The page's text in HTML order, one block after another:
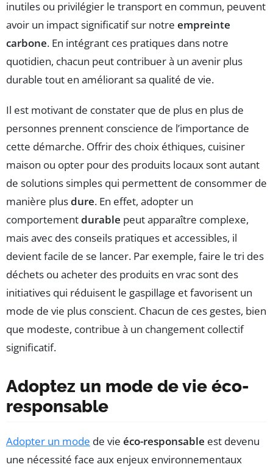
inutiles ou privilégier le transport en commun, peuvent
avoir un impact significatif sur notre empreinte
carbone. En intégrant ces pratiques dans notre
quotidien, chacun peut contribuer à un avenir plus
durable tout en améliorant sa qualité de vie.
Il est motivant de constater que de plus en plus de
personnes prennent conscience de l’importance de
cette démarche. Offrir des choix éthiques, cuisiner
maison ou opter pour des produits locaux sont autant
de solutions simples qui permettent de consommer de
manière plusdure. En effet, adopter un
comportementdurable peut apparaître complexe,
mais avec des conseils pratiques et accessibles, il
devient facile de se lancer. Par exemple, faire le tri des
déchets ou acheter des produits en vrac sont des
initiatives qui réduisent le gaspillage et favorisent un
mode de vie plus conscient. Chacun de ces gestes, bien
que modeste, contribue à un changement collectif
significatif.
Adoptez un mode de vie éco-
responsable
Adopter un mode de vie éco-responsable est devenu
une nécessité face aux enjeux environnementaux